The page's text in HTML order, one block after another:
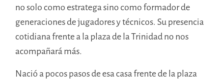
no solo como estratega sino como formador de
generaciones de jugadores y técnicos. Su presencia
cotidiana frente a la plaza de la Trinidad no nos
acompañará más.
Nació a pocos pasos de esa casa frente de la plaza